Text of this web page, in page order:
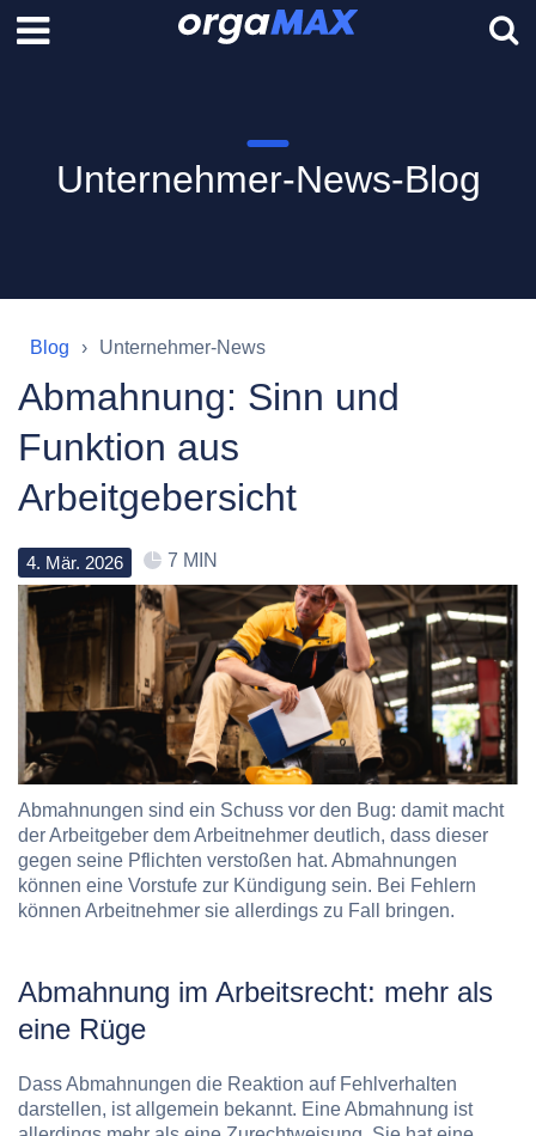
Unternehmer-News-Blog
Blog Unternehmer-News
Abmahnung: Sinn und
Funktion aus
Arbeitgebersicht
4. Mär. 2026 7 MIN
Abmahnungen sind ein Schuss vor den Bug: damit macht
der Arbeitgeber dem Arbeitnehmer deutlich, dass dieser
gegen seine Pflichten verstoßen hat. Abmahnungen
können eine Vorstufe zur Kündigung sein. Bei Fehlern
können Arbeitnehmer sie allerdings zu Fall bringen.
Abmahnung im Arbeitsrecht: mehr als
eine Rüge
Dass Abmahnungen die Reaktion auf Fehlverhalten
darstellen, ist allgemein bekannt. Eine Abmahnung ist